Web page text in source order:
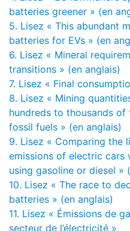
batteries greener » (en
5. Lisez « This abundant
batteries for EVs » (en
6. Lisez « Mineral
transitions » (en anglais)
7. Lisez « Final
8. Lisez « Mining
hundreds to thousands
fossil fuels » (en anglais)
9. Lisez « Comparing the
emissions of electric cars
using gasoline or diesel »
10. Lisez « The race to
batteries » (en anglais)
11. Lisez « Émissions de
secteur de l’électricité »